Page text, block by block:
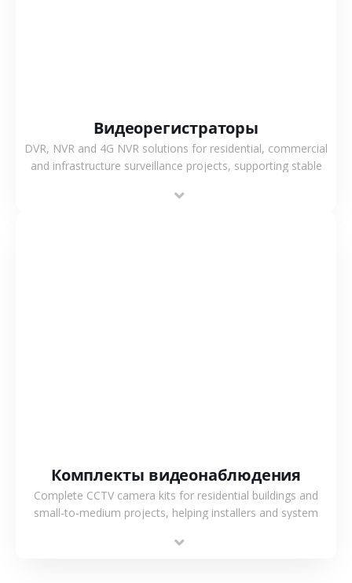
Видеорегистраторы
DVR, NVR and 4G NVR solutions for residential, commercial
and infrastructure surveillance projects, supporting stable
Комплекты видеонаблюдения
Complete CCTV camera kits for residential buildings and
small-to-medium projects, helping installers and system